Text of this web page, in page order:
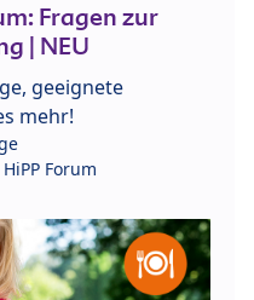
Fragen zur
| NEU
geeignete
mehr!
HiPP Forum